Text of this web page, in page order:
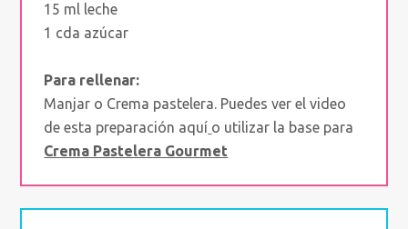
15 ml leche
1 cda azúcar
Para rellenar:
Manjar o Crema pastelera. Puedes ver el video
de esta preparación aquí o utilizar la base para
Crema Pastelera Gourmet